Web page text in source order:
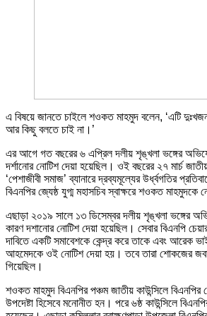
এ বিষয়ে জানতে চাইলে শওকত মাহমুদ বলেন, ‘এটি
আর কিছু বলতে চাই না।’
এর আগে গত বছরের ৬ এপ্রিল দলীয় শৃঙ্খলা ভঙ্গের
দর্শানোর নোটিশ দেয়া হয়েছিল। ওই বছরের ২৭ মার্চ
‘পেশাজীবী সমাজ’ ব্যানারে দ্রব্যমূল্যের উর্ধ্বগতির
বিএনপির জ্যেষ্ঠ যুগ্ম মহাসচিব স্বাক্ষরে শওকত মাহমুদকে
এছাড়া ২০১৯ সালে ১৩ ডিসেম্বর দলীয় শৃঙ্খলা ভঙ্গের
কারণ দশানোর নোটিশ দেয়া হয়েছিল। সেবার বিএনপি
দাবিতে একটি সমাবেশকে কেন্দ্র করে তাকে এবং আরেক
আহমেদকে ওই নোটিশ দেয়া হয়। তবে তারা শোকজের
গিয়েছিল।
শওকত মাহমুদ বিএনপির পঞ্চম জাতীয় কাউন্সিলে বিএনপির
উপদেষ্টা হিসেবে মনোনীত হন। পরে ৬ষ্ঠ কাউন্সিলে